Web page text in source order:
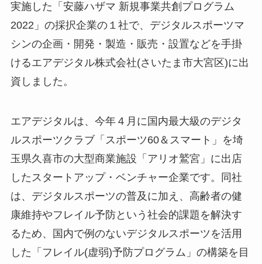
実施した「安藤ハザマ 新規事業共創プログラム
2022」の採択企業の１社で、デジタルスポーツマ
シンの企画・開発・製造・販売・設置などを手掛
けるエアデジタル株式会社(さいたま市大宮区)に出
資しました。
エアデジタルは、今年４月に国内最大級のデジタ
ルスポーツクラブ「スポーツ60＆スマート」を埼
玉県久喜市の大型商業施設「アリオ鷲宮」に出店
したスタートアップ・ベンチャー企業です。同社
は、デジタルスポーツの普及に加え、高齢者の健
康維持やフレイル予防という社会的課題を解決す
るため、国内で例のないデジタルスポーツを活用
した「フレイル(虚弱)予防プログラム」の構築を目